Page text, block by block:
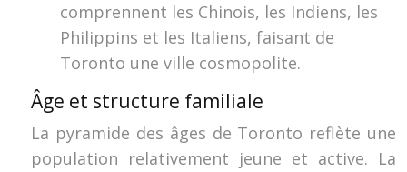
comprennent les Chinois, les Indiens, les
Philippins et les Italiens, faisant de
Toronto une ville cosmopolite.
Âge et structure familiale
La pyramide des âges de Toronto reflète une
population relativement jeune et active. La